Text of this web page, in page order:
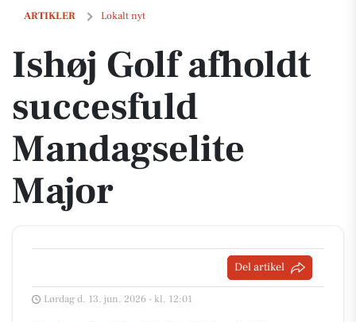
ARTIKLER Lokalt nyt
Ishøj Golf afholdt succesfuld Mandagselite Major
Ishøj Golf afholdt
succesfuld
Mandagselite
Major
Del artikel
Lørdag d. 13. jun. 2026 - kl. 12:01